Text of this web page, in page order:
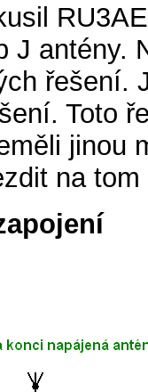
J antény.
řešení.
Toto
jinou
na